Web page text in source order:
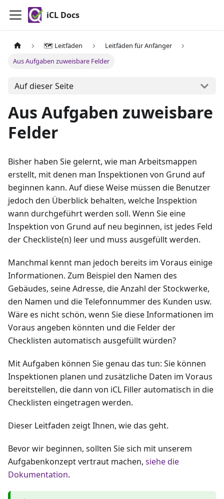
iCL Docs
🗺️ Leitfäden
Leitfäden für Anfänger
Aus Aufgaben zuweisbare Felder
Auf dieser Seite
Aus Aufgaben zuweisbare
Felder
Bisher haben Sie gelernt, wie man Arbeitsmappen
erstellt, mit denen man Inspektionen von Grund auf
beginnen kann. Auf diese Weise müssen die Benutzer
jedoch den Überblick behalten, welche Inspektion
wann durchgeführt werden soll. Wenn Sie eine
Inspektion von Grund auf neu beginnen, ist jedes Feld
der Checkliste(n) leer und muss ausgefüllt werden.
Manchmal kennt man jedoch bereits im Voraus einige
Informationen. Zum Beispiel den Namen des
Gebäudes, seine Adresse, die Anzahl der Stockwerke,
den Namen und die Telefonnummer des Kunden usw.
Wäre es nicht schön, wenn Sie diese Informationen im
Voraus angeben könnten und die Felder der
Checklisten automatisch ausgefüllt würden?
Mit Aufgaben können Sie genau das tun: Sie können
Inspektionen planen und zusätzliche Daten im Voraus
bereitstellen, die dann von iCL Filler automatisch in die
Checklisten eingetragen werden.
Dieser Leitfaden zeigt Ihnen, wie das geht.
Bevor wir beginnen, sollten Sie sich mit unserem
Aufgabenkonzept vertraut machen, siehe die
Dokumentation.